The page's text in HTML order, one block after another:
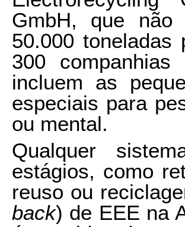
GmbH, que não
50.000
300
incluem as
especiais para
ou mental.
Qualquer
estágios, como
reuso ou
back) de EEE na